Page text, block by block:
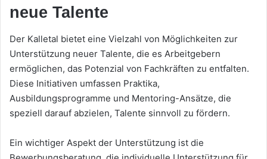
neue Talente
Der Kalletal bietet eine Vielzahl von Möglichkeiten zur
Unterstützung neuer Talente, die es Arbeitgebern
ermöglichen, das Potenzial von Fachkräften zu entfalten.
Diese Initiativen umfassen Praktika,
Ausbildungsprogramme und Mentoring-Ansätze, die
speziell darauf abzielen, Talente sinnvoll zu fördern.
Ein wichtiger Aspekt der Unterstützung ist die